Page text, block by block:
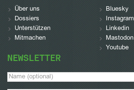
Über uns
Dossiers
Unterstützen
Mitmachen
Bluesky
Instagram
Linkedin
Mastodon
Youtube
NEWSLETTER